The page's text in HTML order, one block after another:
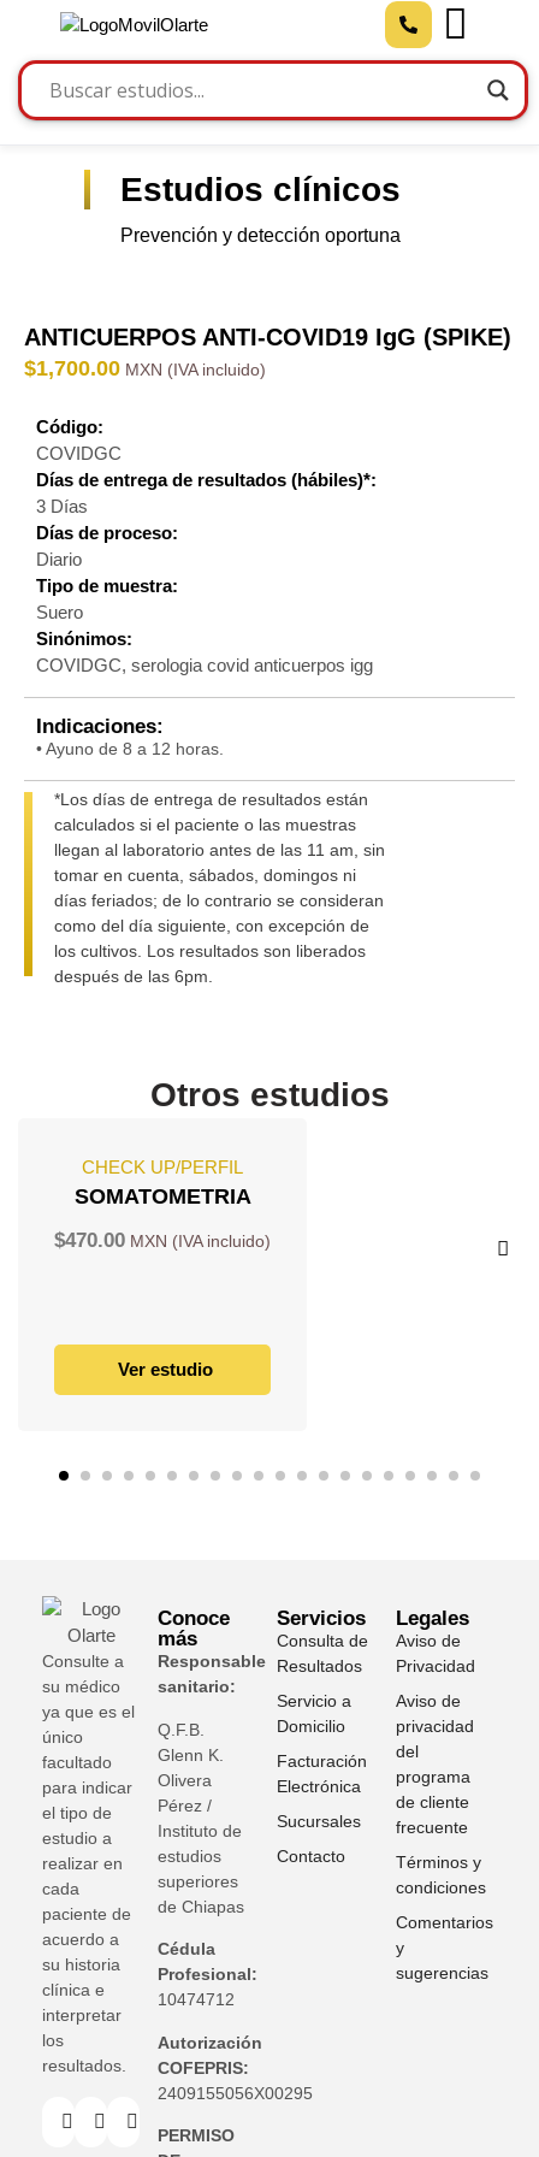
Estudios clínicos
Prevención y detección oportuna
ANTICUERPOS ANTI-COVID19 IgG (SPIKE)
$1,700.00
Código:
COVIDGC
Días de entrega de resultados (hábiles)*:
3 Días
Días de proceso:
Diario
Tipo de muestra:
Suero
Sinónimos:
COVIDGC, serologia covid anticuerpos igg
Indicaciones:
• Ayuno de 8 a 12 horas.
*Los días de entrega de resultados están
calculados si el paciente o las muestras
llegan al laboratorio antes de las 11 am, sin
tomar en cuenta, sábados, domingos ni
días feriados; de lo contrario se consideran
como del día siguiente, con excepción de
los cultivos. Los resultados son liberados
después de las 6pm.
Otros estudios
CHECK UP/PERFIL
SOMATOMETRIA
$470.00
Ver estudio
Consulte a
su médico
ya que es el
único
facultado
para indicar
el tipo de
estudio a
realizar en
cada
paciente de
acuerdo a
su historia
clínica e
interpretar
los
resultados.
Conoce
más
Responsable
sanitario:
Q.F.B.
Glenn K
Olivera
Pérez /
Instituto de
estudios
superiores
de Chiapas
Cédula
Profesional:
10474712
Autorización
COFEPRIS:
2409155056X00295
PERMISO
Servicios
Consulta de
Resultados
Servicio a
Domicilio
Facturación
Electrónica
Sucursales
Contacto
Legales
Aviso de
Privacidad
Aviso de
privacidad
del
programa
de cliente
frecuente
Términos y
condiciones
Comentarios
y
sugerencias